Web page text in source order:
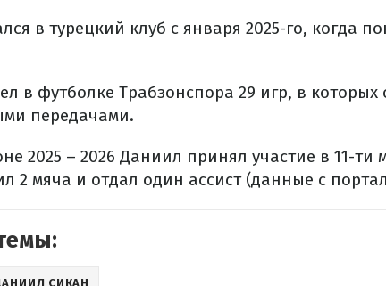
в турецкий клуб с января 2025-го, когда
в футболке Трабзонспора 29 игр, в которых
передачами.
2025 – 2026 Даниил принял участие в 11-ти
2 мяча и отдал один ассист (данные с
СИКАН